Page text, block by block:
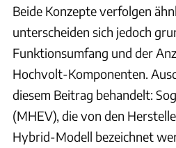
Beide Konzepte verfolgen
unterscheiden sich jedoch
Funktionsumfang und der
Hochvolt-Komponenten.
diesem Beitrag behandelt:
(MHEV), die von den
Hybrid-Modell bezeichnet